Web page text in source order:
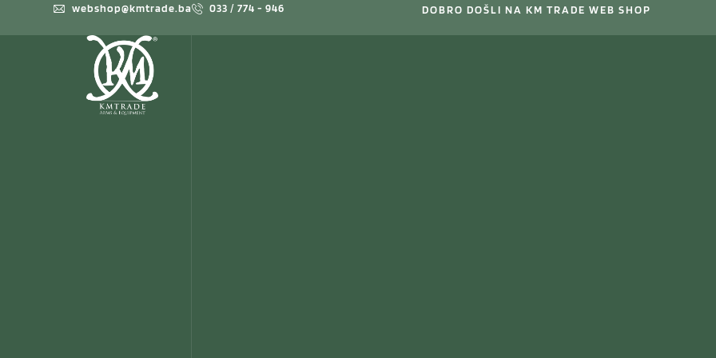
webshop@kmtrade.ba 033 / 774 - 946 DOBRO DOŠLI NA KM TRADE WEB SHOP